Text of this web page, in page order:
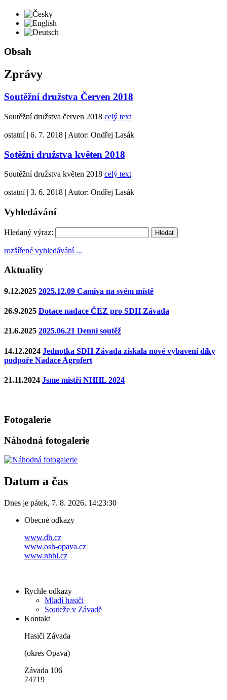
Česky
Obsah
Zprávy
Soutěžní družstva Červen 2018
Soutěžní družstva červen 2018 celý text
ostatní | 6. 7. 2018 | Autor: Ondřej Lasák
Sotěžní družstva květen 2018
Soutěžní družstva květen 2018 celý text
ostatní | 3. 6. 2018 | Autor: Ondřej Lasák
Vyhledávání
Hledaný výraz:
rozšířené vyhledávání ...
Aktuality
9.12.2025 2025.12.09 Camiva na svém místě
26.9.2025 Dotace nadace ČEZ pro SDH Závada
21.6.2025 2025.06.21 Denní soutěž
14.12.2024 Jednotka SDH Závada získala nové vybavení díky
podpoře Nadace Agrofert
21.11.2024 Jsme mistři NHHL 2024
Fotogalerie
Náhodná fotogalerie
Datum a čas
Dnes je pátek, 7. 8. 2026, 14:23:30
Obecné odkazy
www.dh.cz
www.osh-opava.cz
www.nhhl.cz
Rychle odkazy
Mladí hasiči
Souteže v Závadě
Kontakt
Hasiči Závada
(okres Opava)
Závada 106
74719